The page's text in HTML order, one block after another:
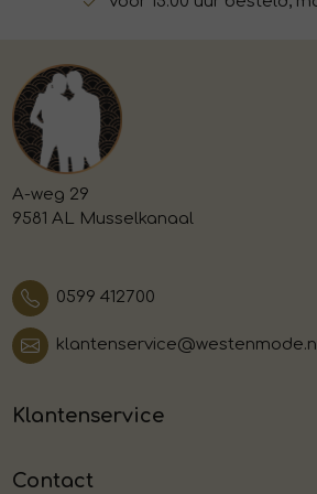
A-weg 29
9581 AL Musselkanaal
0599 412700
Klantenservice
Contact